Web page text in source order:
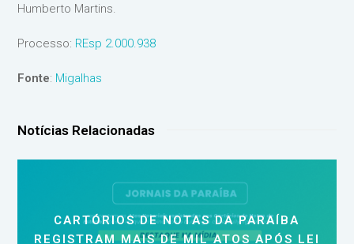
Humberto Martins.
Processo: REsp 2.000.938
Fonte: Migalhas
Notícias Relacionadas
CARTÓRIOS DE NOTAS DA PARAÍBA
REGISTRAM MAIS DE MIL ATOS APÓS LEI